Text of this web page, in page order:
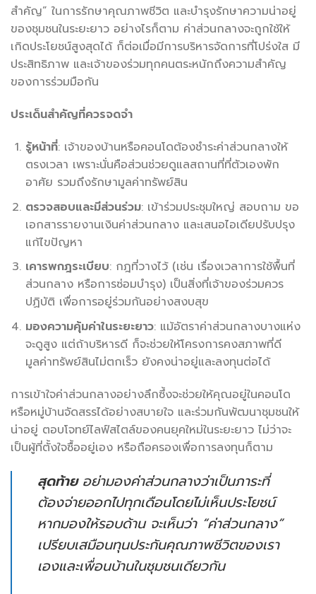
สำคัญ” ในการรักษาคุณภาพชีวิต และบำรุงรักษาความน่าอยู่
ของชุมชนในระยะยาว อย่างไรก็ตาม ค่าส่วนกลางจะถูกใช้ให้
เกิดประโยชน์สูงสุดได้ ก็ต่อเมื่อมีการบริหารจัดการที่โปร่งใส มี
ประสิทธิภาพ และเจ้าของร่วมทุกคนตระหนักถึงความสำคัญ
ของการร่วมมือกัน
ประเด็นสำคัญที่ควรจดจำ
รู้หน้าที่: เจ้าของบ้านหรือคอนโดต้องชำระค่าส่วนกลางให้
ตรงเวลา เพราะนั่นคือส่วนช่วยดูแลสถานที่ที่ตัวเองพัก
อาศัย รวมถึงรักษามูลค่าทรัพย์สิน
ตรวจสอบและมีส่วนร่วม: เข้าร่วมประชุมใหญ่ สอบถาม ขอ
เอกสารรายงานเงินค่าส่วนกลาง และเสนอไอเดียปรับปรุง
แก้ไขปัญหา
เคารพกฎระเบียบ: กฎที่วางไว้ (เช่น เรื่องเวลาการใช้พื้นที่
ส่วนกลาง หรือการซ่อมบำรุง) เป็นสิ่งที่เจ้าของร่วมควร
ปฏิบัติ เพื่อการอยู่ร่วมกันอย่างสงบสุข
มองความคุ้มค่าในระยะยาว: แม้อัตราค่าส่วนกลางบางแห่ง
จะดูสูง แต่ถ้าบริหารดี ก็จะช่วยให้โครงการคงสภาพที่ดี
มูลค่าทรัพย์สินไม่ตกเร็ว ยังคงน่าอยู่และลงทุนต่อได้
การเข้าใจค่าส่วนกลางอย่างลึกซึ้งจะช่วยให้คุณอยู่ในคอนโด
หรือหมู่บ้านจัดสรรได้อย่างสบายใจ และร่วมกันพัฒนาชุมชนให้
น่าอยู่ ตอบโจทย์ไลฟ์สไตล์ของคนยุคใหม่ในระยะยาว ไม่ว่าจะ
เป็นผู้ที่ตั้งใจซื้ออยู่เอง หรือถือครองเพื่อการลงทุนก็ตาม
สุดท้ายอย่ามองค่าส่วนกลางว่าเป็นภาระที่
ต้องจ่ายออกไปทุกเดือนโดยไม่เห็นประโยชน์
หากมองให้รอบด้าน จะเห็นว่า “ค่าส่วนกลาง”
เปรียบเสมือนทุนประกันคุณภาพชีวิตของเรา
เองและเพื่อนบ้านในชุมชนเดียวกัน